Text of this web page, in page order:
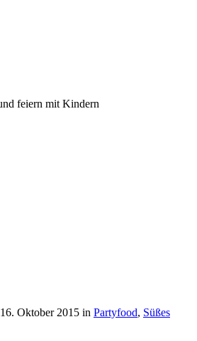
feiern mit Kindern
16. Oktober 2015 in Partyfood, Süßes